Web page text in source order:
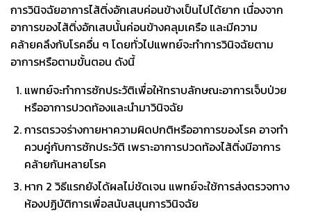
การวินิจฉัยอาการไส้ติ่งอักเสบค่อนข้างเป็นไปได้ยาก เนื่องจาก
อาการของไส้ติ่งอักเสบนั้นค่อนข้างคลุมเครือ และมีความ
คล้ายคลึงกับโรคอื่น ๆ โดยทั่วไปแพทย์จะทำการวินิจฉัยตาม
อาการหรือตามขั้นตอน ดังนี้
แพทย์จะทำการซักประวัติเพื่อให้ทราบลักษณะอาการเจ็บป่วย
หรืออาการปวดท้องและนำมาวินิจฉัย
การตรวจร่างกายหาความผิดปกติหรืออาการของโรค อาจทำ
ควบคู่กับการซักประวัติ เพราะอาการปวดท้องไส้ติ่งมีอาการ
คล้ายกันหลายโรค
หาก 2 วิธีแรกยังได้ผลไม่ชัดเจน แพทย์จะใช้การส่งตรวจทาง
ห้องปฏิบัติการเพื่อสนับสนุนการวินิจฉัย